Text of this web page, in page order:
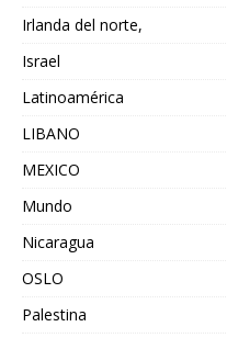
Irlanda del norte,
Israel
Latinoamérica
LIBANO
MEXICO
Mundo
Nicaragua
OSLO
Palestina